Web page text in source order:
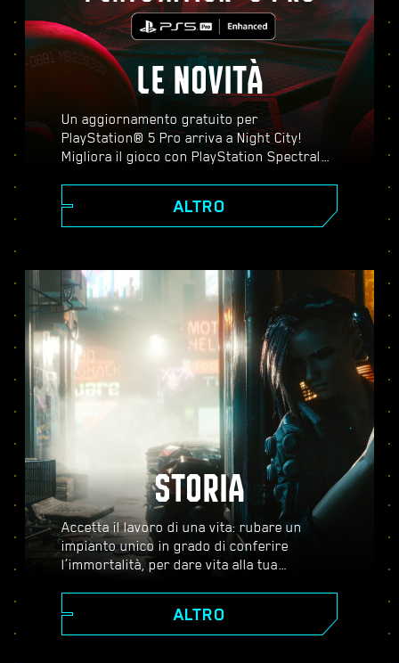
LE NOVITÀ
Un aggiornamento gratuito per
PlayStation® 5 Pro arriva a Night City!
Migliora il gioco con PlayStation Spectral
elevate e tanto altro ancora. Scegli tra tre
modalità grafiche: Prestazioni, Ray tracing
perfezionata, un'azione più fluida e tutto il
meglio che Cyberpunk 2077 può offrirti su
PS5® Pro.
ALTRO
STORIA
Accetta il lavoro di una vita: rubare un
impianto unico in grado di conferire
l’immortalità, per dare vita alla tua
influenzano la storia e le persone attorno a
te. Accetta una serie di incarichi per
ALTRO